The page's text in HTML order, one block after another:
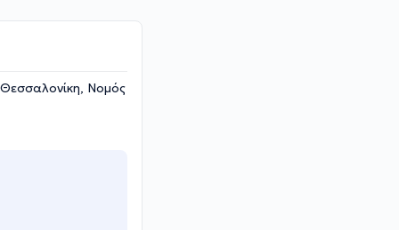
Νομός